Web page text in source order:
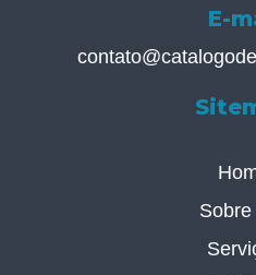
E-